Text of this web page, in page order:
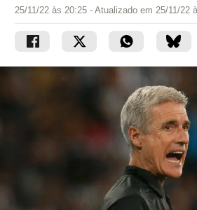
25/11/22 às 20:25 - Atualizado em 25/11/22